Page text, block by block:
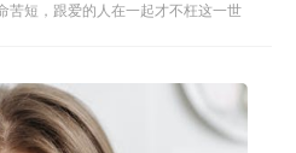
短，跟爱的人在一起才不枉这一世